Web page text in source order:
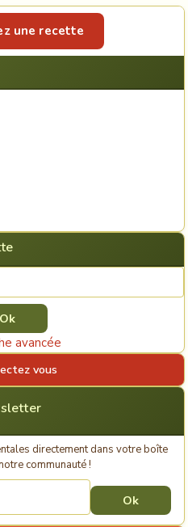
une recette
avancée
vous
directement dans votre boîte
communauté !